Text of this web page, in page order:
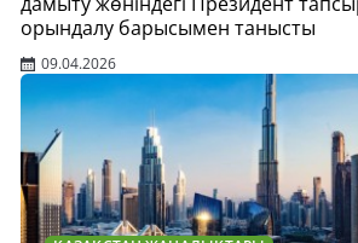
орындалу барысымен танысты
09.04.2026